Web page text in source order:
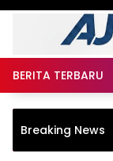
BERITA TERBARU
Breaking News
Catur
yang